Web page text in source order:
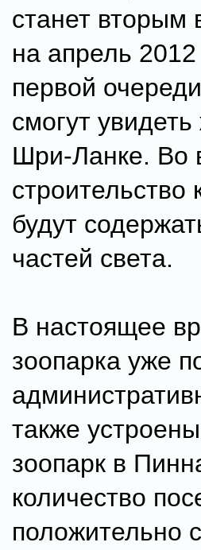
станет вторым
на апрель
первой
смогут
Шри-Ланке. Во
строительство
будут
частей света.
В настоящее
зоопарка уже
также
зоопарк в
количество
положительно